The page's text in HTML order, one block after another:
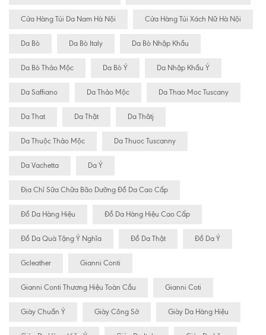
Cửa Hàng Túi Da Nam Hà Nội Cửa Hàng Túi Xách Nữ Hà Nội
Da Bò Da Bò Italy Da Bò Nhập Khẩu
Da Bò Thảo Mộc Da Bò Ý Da Nhập Khẩu Ý
Da Saffiano Da Thảo Mộc Da Thao Moc Tuscany
Da That Da Thật Da Thâtj
Da Thuộc Thảo Mộc Da Thuoc Tuscanny
Da Vachetta Da Ý
Địa Chỉ Sữa Chữa Bão Dưỡng Đồ Da Cao Cấp
Đồ Da Hàng Hiệu Đồ Da Hàng Hiệu Cao Cấp
Đồ Da Quà Tặng Ý Nghĩa Đồ Da Thật Đồ Da Ý
Gcleather Gianni Conti
Gianni Conti Thương Hiệu Toàn Cầu Gianni Coti
Giày Chuẩn Ý Giày Công Sở Giày Da Hàng Hiệu